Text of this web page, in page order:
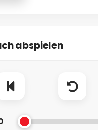
abspielen